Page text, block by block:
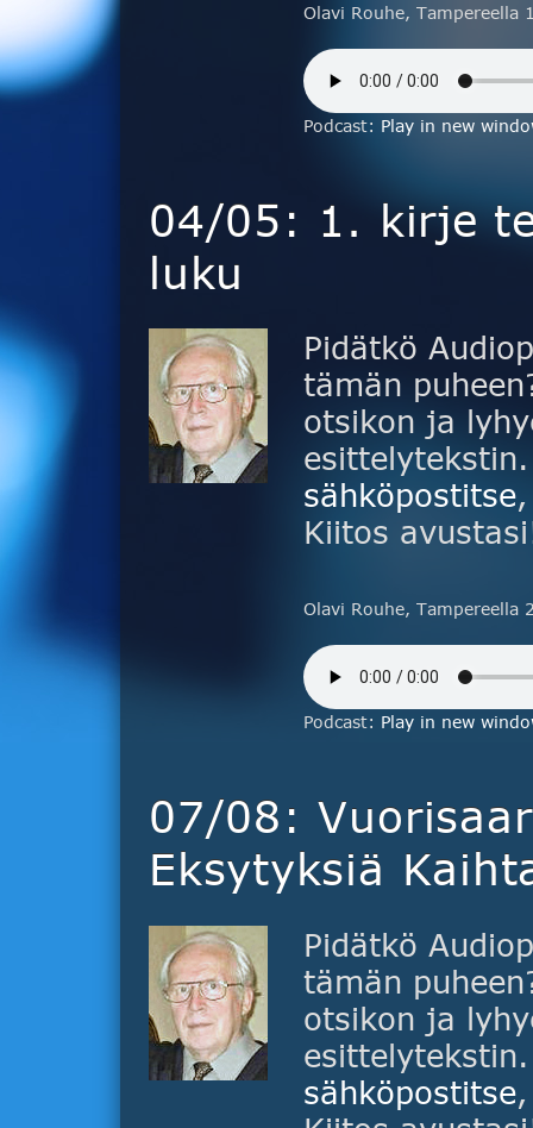
Olavi Rouhe, Tampereella
Podcast: Play in new
04/05: 1. kirje
luku
Pidätkö
tämän
otsikon ja
sähköpostitse
Kiitos
Olavi Rouhe, Tampereella
Podcast: Play in new
07/08:
Eksytyksiä
Pidätkö
tämän
otsikon ja
sähköpostitse